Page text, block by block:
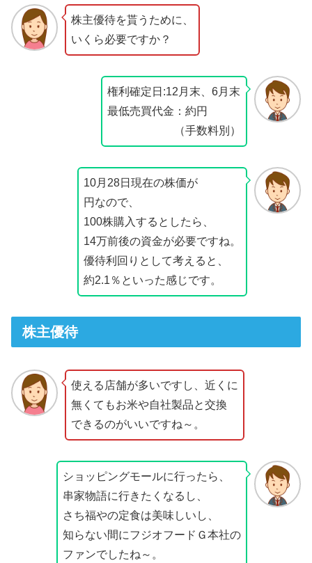
株主優待を貰うために、
いくら必要ですか？
権利確定日:12月末、6月末
最低売買代金：約円
（手数料別）
10月28日現在の株価が
円なので、
100株購入するとしたら、
14万前後の資金が必要ですね。
優待利回りとして考えると、
約2.1％といった感じです。
株主優待
使える店舗が多いですし、近くに
無くてもお米や自社製品と交換
できるのがいいですね～。
ショッピングモールに行ったら、
串家物語に行きたくなるし、
さち福やの定食は美味しいし、
知らない間にフジオフードＧ本社の
ファンでしたね～。